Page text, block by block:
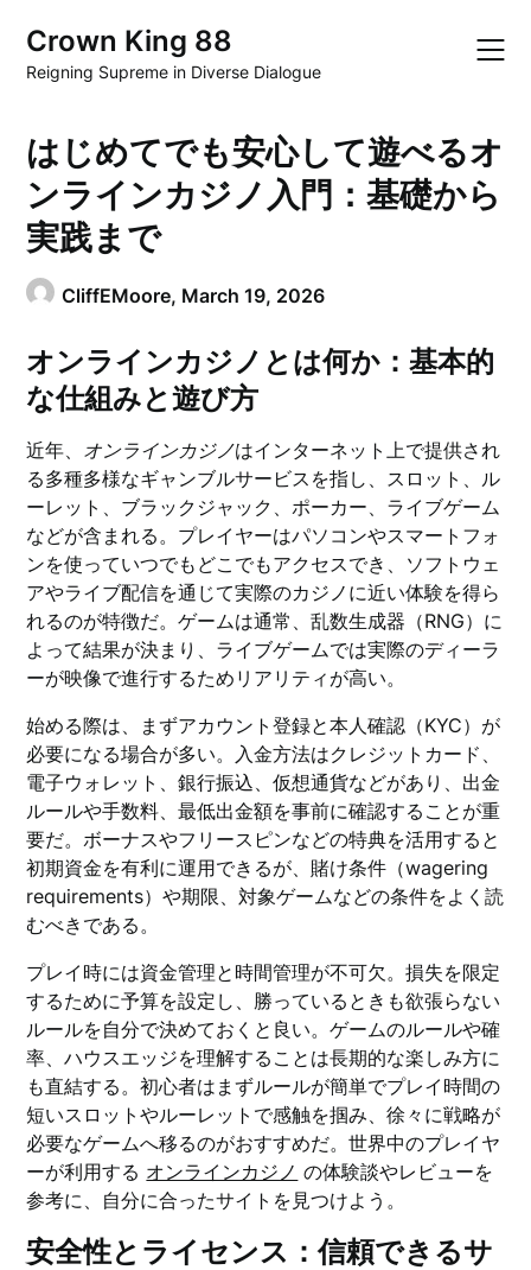
content
Crown King 88
Reigning Supreme in Diverse Dialogue
はじめてでも安心して遊べるオ
ンラインカジノ入門：基礎から
実践まで
CliffEMoore, March 19, 2026
オンラインカジノとは何か：基本的
な仕組みと遊び方
近年、 オンラインカジノはインターネット上で提供され
る多種多様なギャンブルサービスを指し、スロット、ル
ーレット、ブラックジャック、ポーカー、ライブゲーム
などが含まれる。プレイヤーはパソコンやスマートフォ
ンを使っていつでもどこでもアクセスでき、ソフトウェ
アやライブ配信を通じて実際のカジノに近い体験を得ら
れるのが特徴だ。ゲームは通常、乱数生成器（RNG）に
よって結果が決まり、ライブゲームでは実際のディーラ
ーが映像で進行するためリアリティが高い。
始める際は、まずアカウント登録と本人確認（KYC）が
必要になる場合が多い。入金方法はクレジットカード、
電子ウォレット、銀行振込、仮想通貨などがあり、出金
ルールや手数料、最低出金額を事前に確認することが重
要だ。ボーナスやフリースピンなどの特典を活用すると
初期資金を有利に運用できるが、賭け条件（wagering
requirements）や期限、対象ゲームなどの条件をよく読
むべきである。
プレイ時には資金管理と時間管理が不可欠。損失を限定
するために予算を設定し、勝っているときも欲張らない
ルールを自分で決めておくと良い。ゲームのルールや確
率、ハウスエッジを理解することは長期的な楽しみ方に
も直結する。初心者はまずルールが簡単でプレイ時間の
短いスロットやルーレットで感触を掴み、徐々に戦略が
必要なゲームへ移るのがおすすめだ。世界中のプレイヤ
ーが利用する オンラインカジノ の体験談やレビューを
参考に、自分に合ったサイトを見つけよう。
安全性とライセンス：信頼できるサ